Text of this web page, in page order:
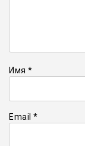
Имя *
Email *